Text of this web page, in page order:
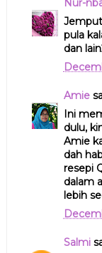
pula
dan
Amie
Ini
dulu,
Amie
dah
resepi
dalam
lebih
Salmi